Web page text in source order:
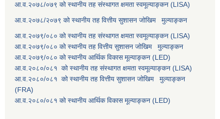
आ.व.२०७८/०७९ को स्थानीय तह संस्थागत क्षमता स्वमूल्याङ्कन (LISA)
आ.व.२०७८/२०७९ को स्थानीय तह वित्तीय सुशासन जोखिम मुल्याङ्कन
आ.व.२०७९/०८० को स्थानीय तह संस्थागत क्षमता स्वमूल्याङ्कन (LISA)
आ.व.२०७९/०८० को स्थानीय तह वित्तीय सुशासन जोखिम मुल्याङ्कन
आ.व.२०७९/०८० को स्थानीय आर्थिक विकास मूल्याङ्कन (LED)
आ.व.२०८०/०८१ को स्थानीय तह संस्थागत क्षमता स्वमूल्याङ्कन (LISA)
आ.व.२०८०/०८१ को स्थानीय तह वित्तीय सुशासन जोखिम मुल्याङ्कन
(FRA)
आ.व.२०८०/०८१ को स्थानीय आर्थिक विकास मूल्याङ्कन (LED)